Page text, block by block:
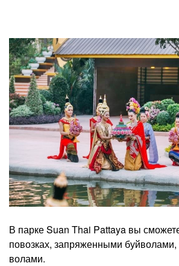
В парке Suan Thai Pattaya вы
повозках, запряженными
волами.